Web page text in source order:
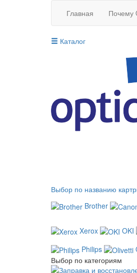
Главная Почему
Каталог
Выбор по названию
Brother
Xerox OKI
Philips
Выбор по категориям